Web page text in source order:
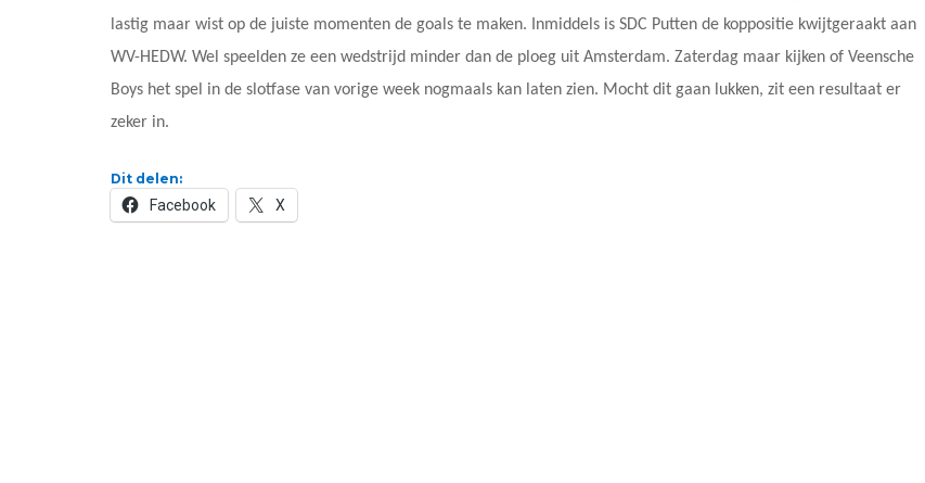
lastig maar wist op de juiste momenten de goals te maken. Inmiddels is SDC Putten de koppositie kwijtgeraakt aan
WV-HEDW. Wel speelden ze een wedstrijd minder dan de ploeg uit Amsterdam. Zaterdag maar kijken of Veensche
Boys het spel in de slotfase van vorige week nogmaals kan laten zien. Mocht dit gaan lukken, zit een resultaat er
zeker in.
Dit delen:
Facebook X